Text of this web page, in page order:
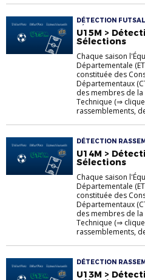
DÉTECTION
SÉLECTION U15M
U15M >
Sélections
Chaque saison
Départementale
constituée des
Départementaux
des membres de
Technique (⇒
rassemblements,
DÉTECTION
U14M
U14M >
Sélections
Chaque saison
Départementale
constituée des
Départementaux
des membres de
Technique (⇒
rassemblements,
DÉTECTION
U13M
U13M >